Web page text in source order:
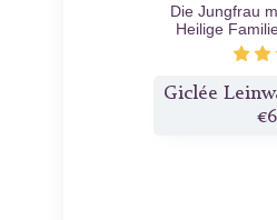
Die Jungfrau
Heilige
Giclée